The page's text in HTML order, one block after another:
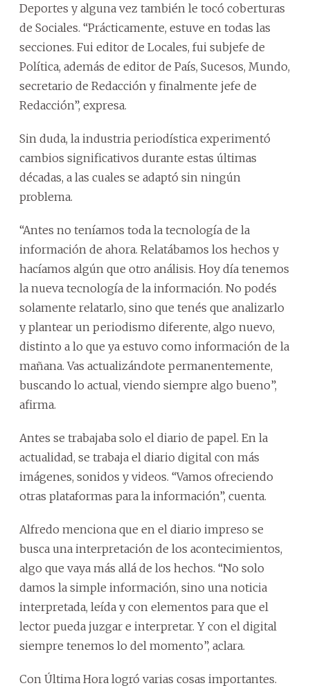
Deportes y alguna vez también le tocó coberturas
de Sociales. “Prácticamente, estuve en todas las
secciones. Fui editor de Locales, fui subjefe de
Política, además de editor de País, Sucesos, Mundo,
secretario de Redacción y finalmente jefe de
Redacción”, expresa.
Sin duda, la industria periodística experimentó
cambios significativos durante estas últimas
décadas, a las cuales se adaptó sin ningún
problema.
“Antes no teníamos toda la tecnología de la
información de ahora. Relatábamos los hechos y
hacíamos algún que otro análisis. Hoy día tenemos
la nueva tecnología de la información. No podés
solamente relatarlo, sino que tenés que analizarlo
y plantear un periodismo diferente, algo nuevo,
distinto a lo que ya estuvo como información de la
mañana. Vas actualizándote permanentemente,
buscando lo actual, viendo siempre algo bueno”,
afirma.
Antes se trabajaba solo el diario de papel. En la
actualidad, se trabaja el diario digital con más
imágenes, sonidos y videos. “Vamos ofreciendo
otras plataformas para la información”, cuenta.
Alfredo menciona que en el diario impreso se
busca una interpretación de los acontecimientos,
algo que vaya más allá de los hechos. “No solo
damos la simple información, sino una noticia
interpretada, leída y con elementos para que el
lector pueda juzgar e interpretar. Y con el digital
siempre tenemos lo del momento”, aclara.
Con Última Hora logró varias cosas importantes.